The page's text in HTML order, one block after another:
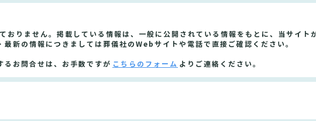
おりません。掲載している情報は、一般に公開されている情報をもとに、当サイト
新の情報につきましては葬儀社のWebサイトや電話で直接ご確認ください。
るお問合せは、お手数ですが こちらのフォーム よりご連絡ください。